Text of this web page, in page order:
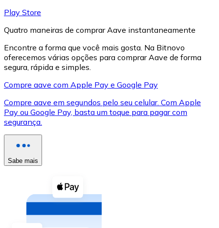
XRP
XRP
Ver tudo
Cupons cripto
Compre criptomoedas com dinheiro e outros
Comprar com dinheiro
Play Store
Quatro maneiras de comprar Aave instantaneamente
Encontre a forma que você mais gosta. Na Bitnovo
oferecemos várias opções para comprar Aave de forma
segura, rápida e simples.
Compre aave com Apple Pay e Google Pay
Compre aave em segundos pelo seu celular. Com Apple
Pay ou Google Pay, basta um toque para pagar com
segurança.
Sabe mais